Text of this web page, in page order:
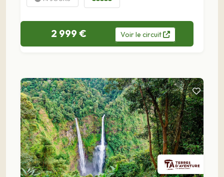
2 999 € Voirle circuit